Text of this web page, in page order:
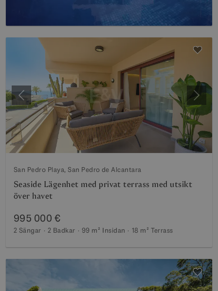
Föregående Nästa
San Pedro Playa, San Pedro de Alcantara
Seaside Lägenhet med privat terrass med utsikt
över havet
995 000 €
2 Sängar 2 Badkar 99 m² Insidan 18 m² Terrass